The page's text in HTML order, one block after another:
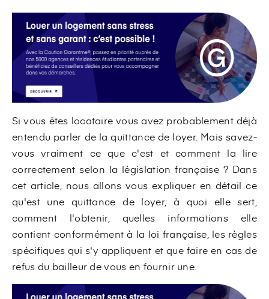
Si vous êtes locataire vous avez probablement déjà
entendu parler de la quittance de loyer. Mais savez-
vous vraiment ce que c'est et comment la lire
correctement selon la législation française ? Dans
cet article, nous allons vous expliquer en détail ce
qu'est une quittance de loyer, à quoi elle sert,
comment l'obtenir, quelles informations elle
contient conformément à la loi française, les règles
spécifiques qui s'y appliquent et que faire en cas de
refus du bailleur de vous en fournir une.